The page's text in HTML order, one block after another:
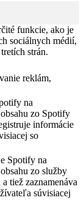
funkcie, ako je
sociálnych médií,
strán.
reklám,
na
zo Spotify
informácie
so
Spotify na
zo služby
tiež zaznamenáva
súvisiacej